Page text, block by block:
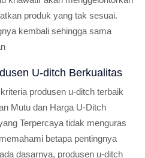
produk yang tak sesuai.
kembali sehingga sama
U-ditch Berkualitas
produsen u-ditch terbaik
Mutu dan Harga U-Ditch
Terpercaya tidak menguras
betapa pentingnya
dasarnya, produsen u-ditch